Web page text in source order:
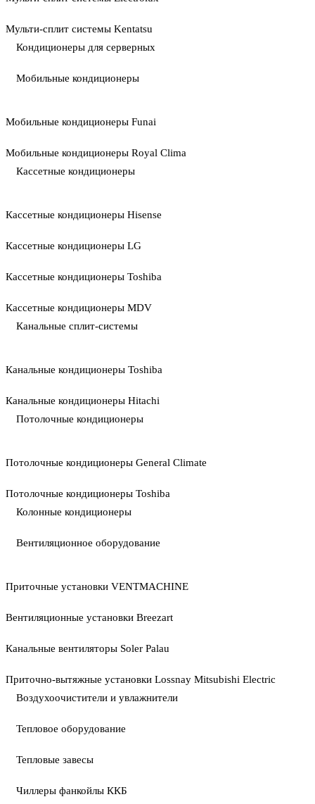
Мульти-сплит системы Kentatsu
Кондиционеры для серверных
Мобильные кондиционеры
Мобильные кондиционеры Funai
Мобильные кондиционеры Royal Clima
Кассетные кондиционеры
Кассетные кондиционеры Hisense
Кассетные кондиционеры LG
Кассетные кондиционеры Toshiba
Кассетные кондиционеры MDV
Канальные сплит-системы
Канальные кондиционеры Toshiba
Канальные кондиционеры Hitachi
Потолочные кондиционеры
Потолочные кондиционеры General Climate
Потолочные кондиционеры Toshiba
Колонные кондиционеры
Вентиляционное оборудование
Приточные установки VENTMACHINE
Вентиляционные установки Breezart
Канальные вентиляторы Soler Palau
Приточно-вытяжные установки Lossnay Mitsubishi Electric
Воздухоочистители и увлажнители
Тепловое оборудование
Тепловые завесы
Чиллеры фанкойлы ККБ